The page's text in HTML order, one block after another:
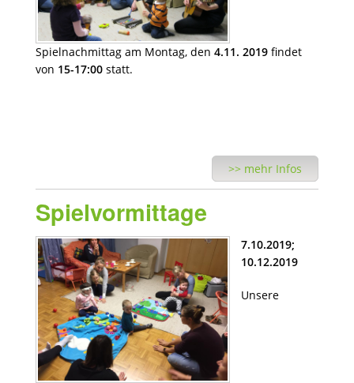
Spielnachmittag am Montag, den 4.11. 2019findet
von 15-17:00statt.
>> mehr Infos
Spielvormittage
7.10.2019;
10.12.2019
Unsere